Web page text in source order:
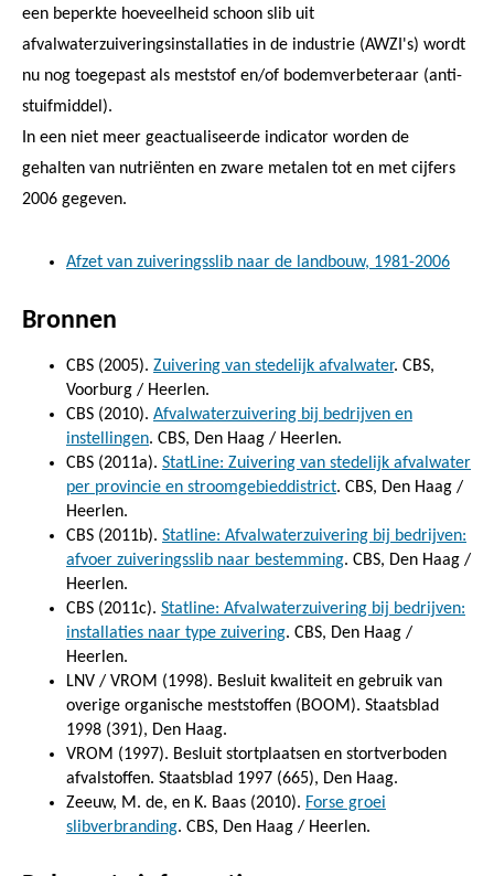
een beperkte hoeveelheid schoon slib uit
afvalwaterzuiveringsinstallaties in de industrie (AWZI's) wordt
nu nog toegepast als meststof en/of bodemverbeteraar (anti-
stuifmiddel).
In een niet meer geactualiseerde indicator worden de
gehalten van nutriënten en zware metalen tot en met cijfers
2006 gegeven.
Afzet van zuiveringsslib naar de landbouw, 1981-2006
Bronnen
CBS (2005). Zuivering van stedelijk afvalwater. CBS,
Voorburg / Heerlen.
CBS (2010). Afvalwaterzuivering bij bedrijven en
instellingen. CBS, Den Haag / Heerlen.
CBS (2011a). StatLine: Zuivering van stedelijk afvalwater
per provincie en stroomgebieddistrict. CBS, Den Haag /
Heerlen.
CBS (2011b). Statline: Afvalwaterzuivering bij bedrijven:
afvoer zuiveringsslib naar bestemming. CBS, Den Haag /
Heerlen.
CBS (2011c). Statline: Afvalwaterzuivering bij bedrijven:
installaties naar type zuivering. CBS, Den Haag /
Heerlen.
LNV / VROM (1998). Besluit kwaliteit en gebruik van
overige organische meststoffen (BOOM). Staatsblad
1998 (391), Den Haag.
VROM (1997). Besluit stortplaatsen en stortverboden
afvalstoffen. Staatsblad 1997 (665), Den Haag.
Zeeuw, M. de, en K. Baas (2010). Forse groei
slibverbranding. CBS, Den Haag / Heerlen.